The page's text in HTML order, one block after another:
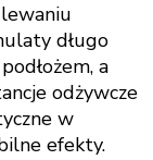
długo
a
odżywcze
w
efekty.